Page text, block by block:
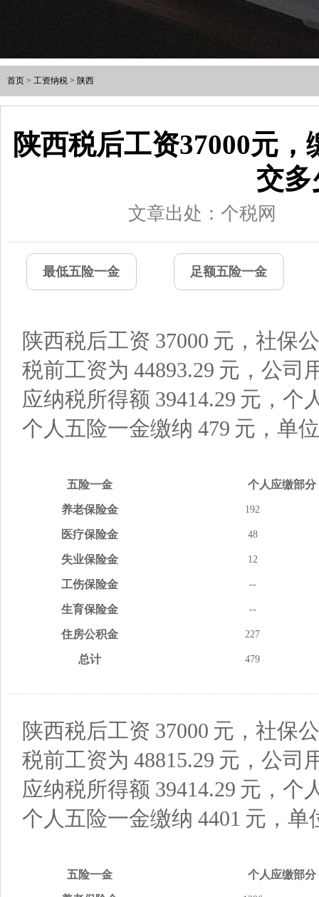
首页 > 工资纳税 > 陕西
陕西税后工资37000元
交多
文章出处：个税网
最低五险一金 足额五险一金
陕西税后工资 37000 元，社保
税前工资为 44893.29 元，公司
应纳税所得额 39414.29 元，个
个人五险一金缴纳 479 元，单
五险一金 个人应缴部分
养老保险金 192
医疗保险金 48
失业保险金 12
工伤保险金 --
生育保险金 --
住房公积金 227
总计 479
陕西税后工资 37000 元，社保
税前工资为 48815.29 元，公司
应纳税所得额 39414.29 元，个
个人五险一金缴纳 4401 元，单
五险一金 个人应缴部分